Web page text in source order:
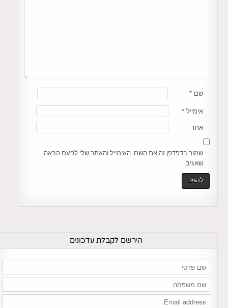
שם *
אימייל *
אתר
שמור בדפדפן זה את השם, האימייל והאתר שלי לפעם הבאה
שאגיב.
הירשם לקבלת עדכונים